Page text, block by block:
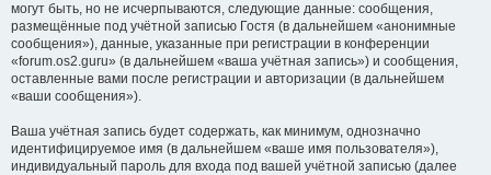
могут быть, но не исчерпываются, следующие данные: сообщения,
размещённые под учётной записью Гостя (в дальнейшем «анонимные
сообщения»), данные, указанные при регистрации в конференции
«forum.os2.guru» (в дальнейшем «ваша учётная запись») и сообщения,
оставленные вами после регистрации и авторизации (в дальнейшем
«ваши сообщения»).
Ваша учётная запись будет содержать, как минимум, однозначно
идентифицируемое имя (в дальнейшем «ваше имя пользователя»),
индивидуальный пароль для входа под вашей учётной записью (далее